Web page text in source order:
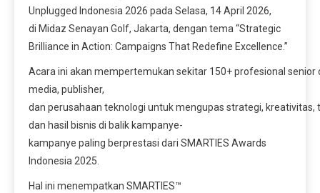
Unplugged Indonesia 2026 pada Selasa, 14 April 2026,
di Midaz Senayan Golf, Jakarta, dengan tema “Strategic
Brilliance in Action: Campaigns That Redefine Excellence.”
Acara ini akan mempertemukan sekitar 150+ profesional senior
media, publisher,
dan perusahaan teknologi untuk mengupas strategi, kreativitas,
dan hasil bisnis di balik kampanye-
kampanye paling berprestasi dari SMARTIES Awards
Indonesia 2025.
Hal ini menempatkan SMARTIES™